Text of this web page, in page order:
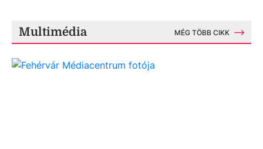
Multimédia MÉG TÖBB CIKK